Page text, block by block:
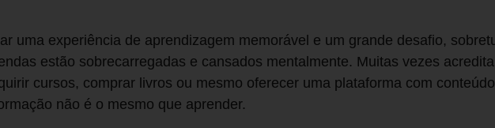
uma experiência de aprendizagem memorável e um grande desafio,
estão sobrecarregadas e cansados mentalmente. Muitas vezes
cursos, comprar livros ou mesmo oferecer uma plataforma com
não é o mesmo que aprender.